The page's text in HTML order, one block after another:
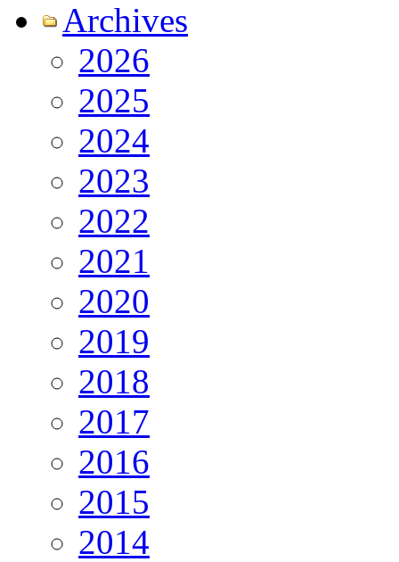
Archives
2026
2025
2024
2023
2022
2021
2020
2019
2018
2017
2016
2015
2014